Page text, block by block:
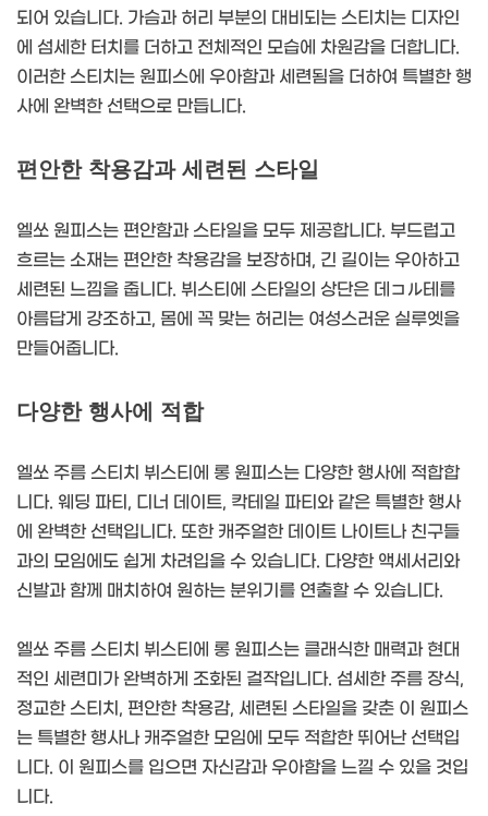
되어 있습니다. 가슴과 허리 부분의 대비되는 스티치는 디자인
에 섬세한 터치를 더하고 전체적인 모습에 차원감을 더합니다.
이러한 스티치는 원피스에 우아함과 세련됨을 더하여 특별한 행
사에 완벽한 선택으로 만듭니다.
편안한 착용감과 세련된 스타일
엘쏘 원피스는 편안함과 스타일을 모두 제공합니다. 부드럽고
흐르는 소재는 편안한 착용감을 보장하며, 긴 길이는 우아하고
세련된 느낌을 줍니다. 뷔스티에 스타일의 상단은 데コル테를
아름답게 강조하고, 몸에 꼭 맞는 허리는 여성스러운 실루엣을
만들어줍니다.
다양한 행사에 적합
엘쏘 주름 스티치 뷔스티에 롱 원피스는 다양한 행사에 적합합
니다. 웨딩 파티, 디너 데이트, 칵테일 파티와 같은 특별한 행사
에 완벽한 선택입니다. 또한 캐주얼한 데이트 나이트나 친구들
과의 모임에도 쉽게 차려입을 수 있습니다. 다양한 액세서리와
신발과 함께 매치하여 원하는 분위기를 연출할 수 있습니다.
엘쏘 주름 스티치 뷔스티에 롱 원피스는 클래식한 매력과 현대
적인 세련미가 완벽하게 조화된 걸작입니다. 섬세한 주름 장식,
정교한 스티치, 편안한 착용감, 세련된 스타일을 갖춘 이 원피스
는 특별한 행사나 캐주얼한 모임에 모두 적합한 뛰어난 선택입
니다. 이 원피스를 입으면 자신감과 우아함을 느낄 수 있을 것입
니다.